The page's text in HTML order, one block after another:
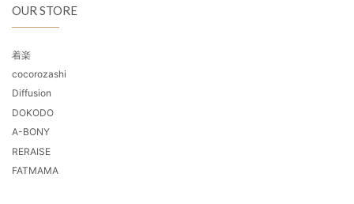
OUR STORE
着楽
cocorozashi
Diffusion
DOKODO
A-BONY
RERAISE
FATMAMA